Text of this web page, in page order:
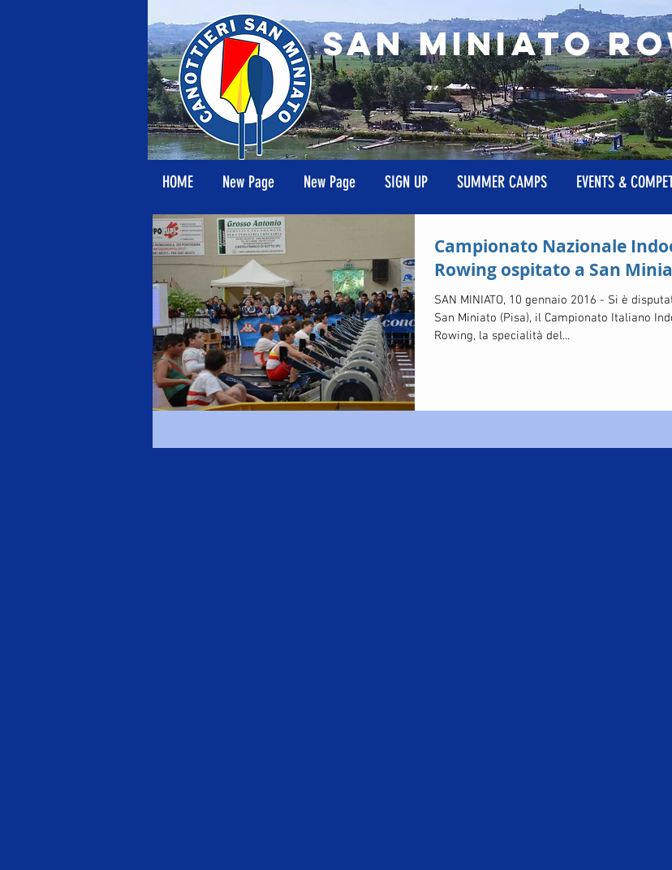
SAN MINIATO
HOME New Page New Page SIGN UP SUMMER CAMPS EVENTS &
Campionato Nazionale
Rowing ospitato a San
SAN MINIATO, 10 gennaio 2016 - Si è
San Miniato (Pisa), il Campionato Italiano
Rowing, la specialità del...